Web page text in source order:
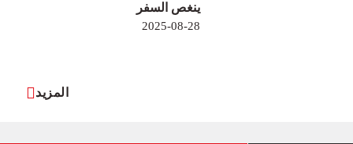
ينغص السفر
2025-08-28
المزيد